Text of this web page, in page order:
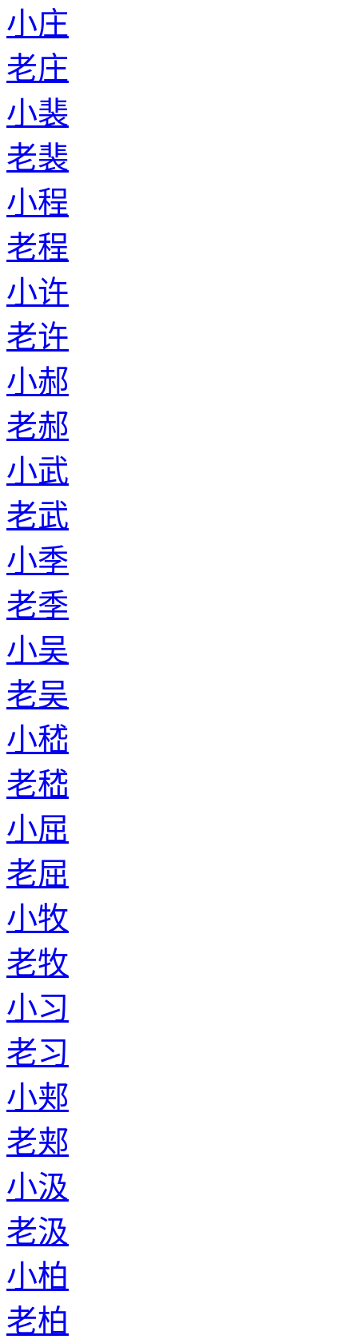
小庄
老庄
小裴
老裴
小程
老程
小许
老许
小郝
老郝
小武
老武
小季
老季
小吴
老吴
小嵇
老嵇
小屈
老屈
小牧
老牧
小习
老习
小郏
老郏
小汲
老汲
小柏
老柏